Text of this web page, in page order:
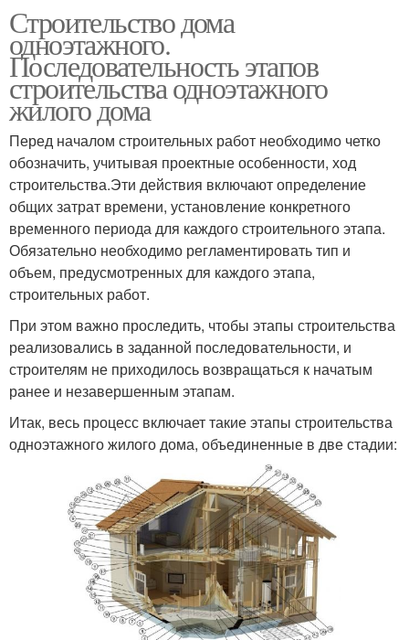
Строительство дома
одноэтажного.
Последовательность этапов
строительства одноэтажного
жилого дома
Перед началом строительных работ необходимо четко
обозначить, учитывая проектные особенности, ход
строительства.Эти действия включают определение
общих затрат времени, установление конкретного
временного периода для каждого строительного этапа.
Обязательно необходимо регламентировать тип и
объем, предусмотренных для каждого этапа,
строительных работ.
При этом важно проследить, чтобы этапы строительства
реализовались в заданной последовательности, и
строителям не приходилось возвращаться к начатым
ранее и незавершенным этапам.
Итак, весь процесс включает такие этапы строительства
одноэтажного жилого дома, объединенные в две стадии: